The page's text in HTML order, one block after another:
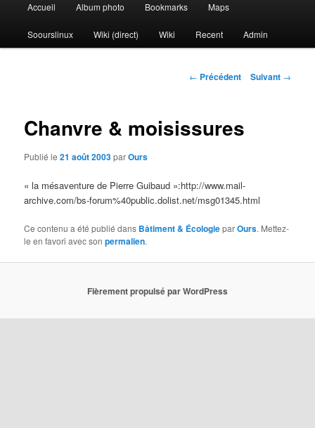
Accueil Album photo Bookmarks Maps
Soourslinux Wiki (direct) Wiki Recent Admin
Navigation
← Précédent Suivant →
Chanvre & moisissures
Publié le21 août 2003parOurs
« la mésaventure de Pierre Guibaud »:http://www.mail-
archive.com/bs-forum%40public.dolist.net/msg01345.html
Ce contenu a été publié dans Bâtiment & ÉcologieparOurs. Mettez-
le en favori avec sonpermalien.
Fièrement propulsé par WordPress